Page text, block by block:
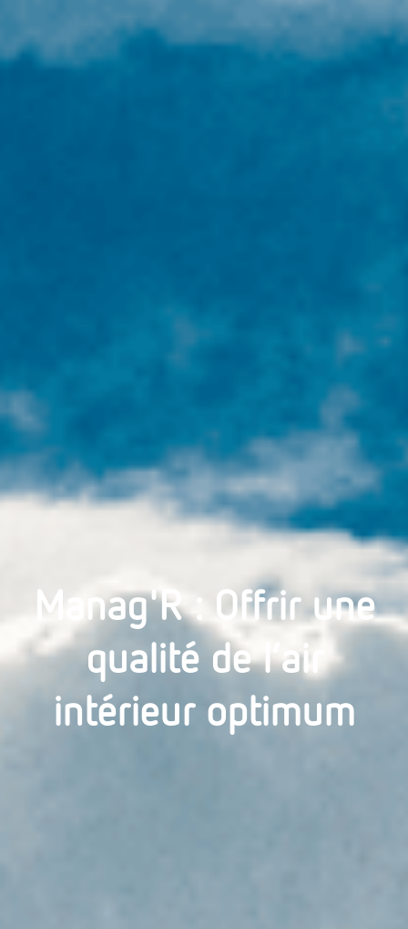
Manag'R : Offrir une
qualité de l’air
intérieur optimum